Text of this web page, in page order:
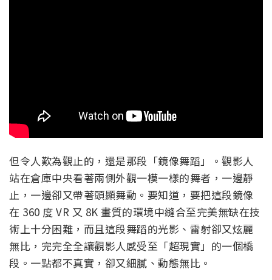
但令人歎為觀止的，還是那段「鏡像舞蹈」。觀影人
站在倉庫中央看著兩側外觀一模一樣的舞者，一邊靜
止，一邊卻又帶著頭顯舞動。要知道，要把這段鏡像
在 360 度 VR 又 8K 畫質的環境中縫合至完美無缺在技
術上十分困難，而且這段舞蹈的光影、雷射卻又炫麗
無比，完完全全讓觀影人感受至「超現實」的一個橋
段。一點都不真實，卻又細膩、動態無比。